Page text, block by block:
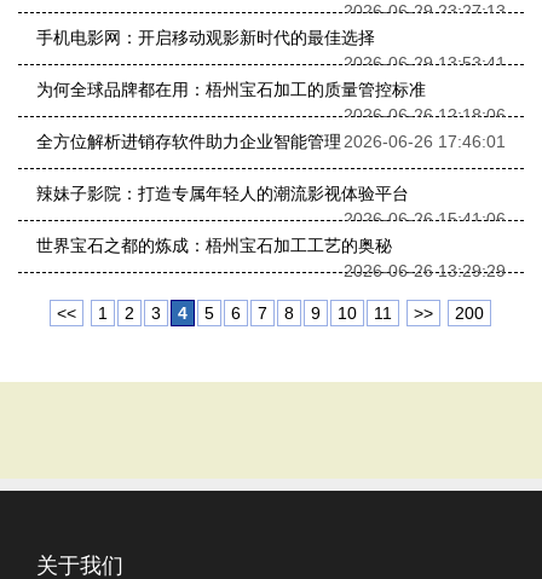
2026-06-29 23:27:13
手机电影网：开启移动观影新时代的最佳选择
2026-06-29 13:53:41
为何全球品牌都在用：梧州宝石加工的质量管控标准
2026-06-26 12:18:06
全方位解析进销存软件助力企业智能管理 2026-06-26 17:46:01
辣妹子影院：打造专属年轻人的潮流影视体验平台
2026-06-26 15:41:06
世界宝石之都的炼成：梧州宝石加工工艺的奥秘
2026-06-26 13:29:29
<< 1 2 3 4 5 6 7 8 9 10 11 >> 200
关于我们